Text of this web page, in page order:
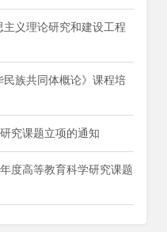
义理论研究和建设工程
族共同体概论》课程培
究课题立项的通知
度高等教育科学研究课题